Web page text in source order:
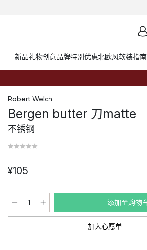
新品礼物创意品牌特别优惠北欧风软装指南
Robert Welch
Bergen butter 刀matte
不锈钢
¥105
添加至购物
加入心愿单